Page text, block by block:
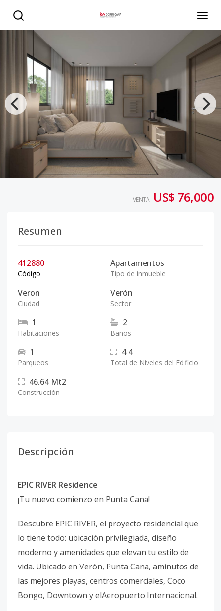
VENTA US$ 76,000
Resumen
412880
Código
Apartamentos
Tipo de inmueble
Veron
Ciudad
Verón
Sector
1
Habitaciones
2
Baños
1
Parqueos
4 4
Total de Niveles del Edificio
46.64 Mt2
Construcción
Descripción
EPIC RIVER Residence
¡Tu nuevo comienzo en Punta Cana!
Descubre EPIC RIVER, el proyecto residencial que
lo tiene todo: ubicación privilegiada, diseño
moderno y amenidades que elevan tu estilo de
vida. Ubicado en Verón, Punta Cana, aminutos de
las mejores playas, centros comerciales, Coco
Bongo, Downtown y elAeropuerto Internacional.